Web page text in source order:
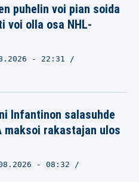
puhelin voi pian soida
voi olla osa NHL-
- 22:31
Infantinon salasuhde
maksoi rakastajan ulos
- 08:32